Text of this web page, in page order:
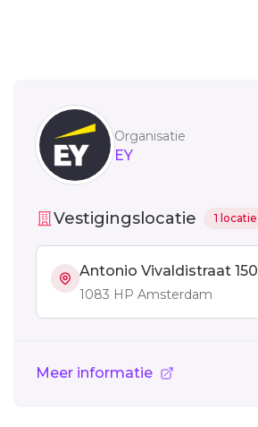
Organisatie
EY
Vestigingslocatie 1 locatie
Antonio Vivaldistraat 150
1083 HP Amsterdam
Meer informatie